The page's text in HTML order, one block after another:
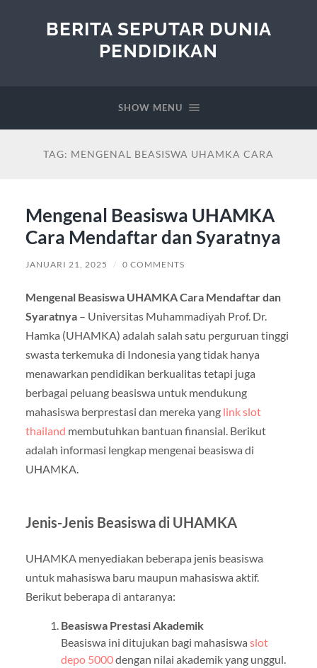
BERITA SEPUTAR DUNIA
PENDIDIKAN
SHOW MENU
TAG: MENGENAL BEASISWA UHAMKA CARA
Mengenal Beasiswa UHAMKA
Cara Mendaftar dan Syaratnya
JANUARI 21, 2025 / 0 COMMENTS
Mengenal Beasiswa UHAMKA Cara Mendaftar dan
Syaratnya– Universitas Muhammadiyah Prof. Dr.
Hamka (UHAMKA) adalah salah satu perguruan tinggi
swasta terkemuka di Indonesia yang tidak hanya
menawarkan pendidikan berkualitas tetapi juga
berbagai peluang beasiswa untuk mendukung
mahasiswa berprestasi dan mereka yang link slot
thailand membutuhkan bantuan finansial. Berikut
adalah informasi lengkap mengenai beasiswa di
UHAMKA.
Jenis-Jenis Beasiswa di UHAMKA
UHAMKA menyediakan beberapa jenis beasiswa
untuk mahasiswa baru maupun mahasiswa aktif.
Berikut beberapa di antaranya:
Beasiswa Prestasi Akademik
Beasiswa ini ditujukan bagi mahasiswa slot
depo 5000dengan nilai akademik yang unggul.